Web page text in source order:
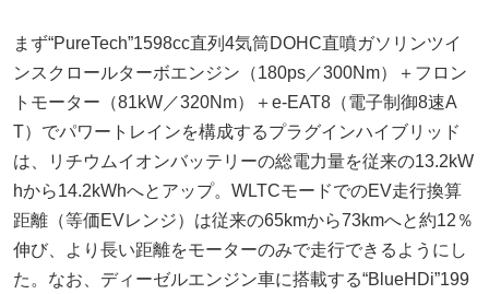
まず“PureTech”1598cc直列4気筒DOHC直噴ガソリンツイ
ンスクロールターボエンジン（180ps／300Nm）＋フロン
トモーター（81kW／320Nm）＋e-EAT8（電子制御8速A
T）でパワートレインを構成するプラグインハイブリッド
は、リチウムイオンバッテリーの総電力量を従来の13.2kW
hから14.2kWhへとアップ。WLTCモードでのEV走行換算
距離（等価EVレンジ）は従来の65kmから73kmへと約12％
伸び、より長い距離をモーターのみで走行できるようにし
た。なお、ディーゼルエンジン車に搭載する“BlueHDi”199